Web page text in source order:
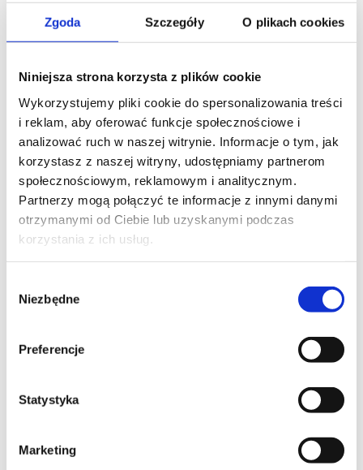
Zgoda Szczegóły O plikach cookies
Niniejsza strona korzysta z plików cookie
Wykorzystujemy pliki cookie do spersonalizowania treści
i reklam, aby oferować funkcje społecznościowe i
analizować ruch w naszej witrynie. Informacje o tym, jak
korzystasz z naszej witryny, udostępniamy partnerom
społecznościowym, reklamowym i analitycznym.
Partnerzy mogą połączyć te informacje z innymi danymi
otrzymanymi od Ciebie lub uzyskanymi podczas
korzystania z ich usług.
zgody
Niezbędne
Preferencje
Statystyka
Marketing
międzynarodowej najbardziej utalentowanych
przedsiębiorców, których misją jest wdrażanie
rewolucyjnych technologii m.in. w systemie edukacji,
Inicjator InCredibles
programu budowy kompetencji oraz promocji, który
od 2017 roku skupia, szkoli i integruje najlepsze polskie
Program oparty jest na autorskiej formule „szytych na
miarę” warsztatów oraz indywidualnych konsultacji
InCredibles współtworzy też specjalistyczne raporty,
edukacyjnym. Jest też inicjatorem pierwszych
w Polsce studiów MBA dla startupów (we współpracy